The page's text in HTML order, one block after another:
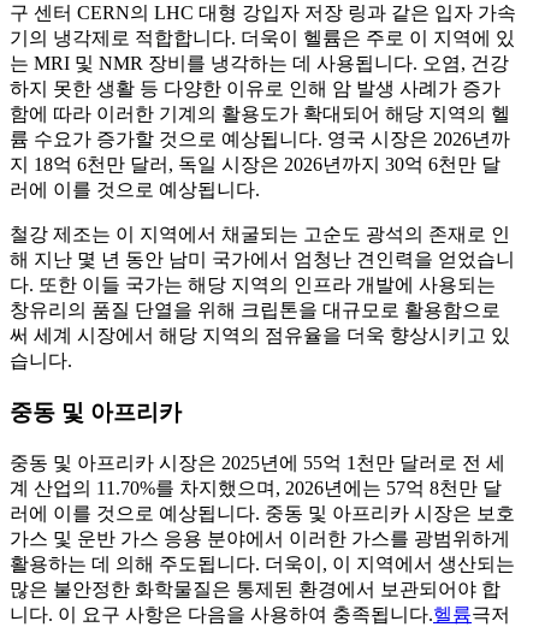
구 센터 CERN의 LHC 대형 강입자 저장 링과 같은 입자 가속
기의 냉각제로 적합합니다. 더욱이 헬륨은 주로 이 지역에 있
는 MRI 및 NMR 장비를 냉각하는 데 사용됩니다. 오염, 건강
하지 못한 생활 등 다양한 이유로 인해 암 발생 사례가 증가
함에 따라 이러한 기계의 활용도가 확대되어 해당 지역의 헬
륨 수요가 증가할 것으로 예상됩니다. 영국 시장은 2026년까
지 18억 6천만 달러, 독일 시장은 2026년까지 30억 6천만 달
러에 이를 것으로 예상됩니다.
철강 제조는 이 지역에서 채굴되는 고순도 광석의 존재로 인
해 지난 몇 년 동안 남미 국가에서 엄청난 견인력을 얻었습니
다. 또한 이들 국가는 해당 지역의 인프라 개발에 사용되는
창유리의 품질 단열을 위해 크립톤을 대규모로 활용함으로
써 세계 시장에서 해당 지역의 점유율을 더욱 향상시키고 있
습니다.
중동 및 아프리카
중동 및 아프리카 시장은 2025년에 55억 1천만 달러로 전 세
계 산업의 11.70%를 차지했으며, 2026년에는 57억 8천만 달
러에 이를 것으로 예상됩니다. 중동 및 아프리카 시장은 보호
가스 및 운반 가스 응용 분야에서 이러한 가스를 광범위하게
활용하는 데 의해 주도됩니다. 더욱이, 이 지역에서 생산되는
많은 불안정한 화학물질은 통제된 환경에서 보관되어야 합
니다. 이 요구 사항은 다음을 사용하여 충족됩니다.헬륨극저